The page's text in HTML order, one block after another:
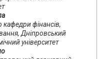
фінансів,
Дніпровський
університет